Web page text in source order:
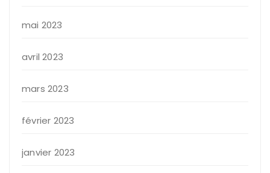
mai 2023
avril 2023
mars 2023
février 2023
janvier 2023